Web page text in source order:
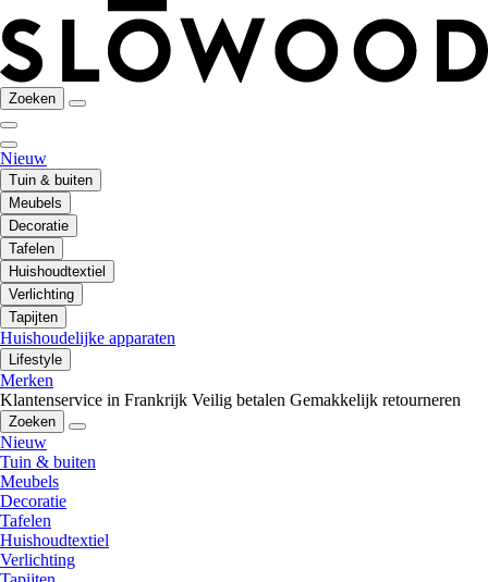
Zoeken
Nieuw
Tuin & buiten
Meubels
Decoratie
Tafelen
Huishoudtextiel
Verlichting
Tapijten
Huishoudelijke apparaten
Lifestyle
Merken
Klantenservice in Frankrijk Veilig betalen Gemakkelijk retourneren
Zoeken
Nieuw
Tuin & buiten
Meubels
Decoratie
Tafelen
Huishoudtextiel
Verlichting